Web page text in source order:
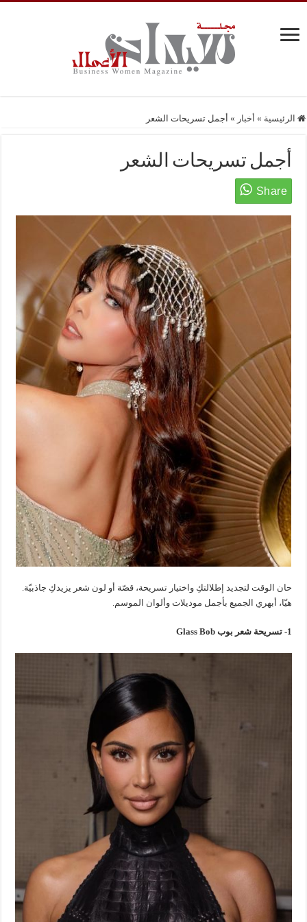
الرئيسية » أخبار » أجمل تسريحات الشعر
أجمل تسريحات الشعر
حان الوقت لتجديد إطلالتكِ واختيار تسريحة، قصّة أو لون شعر يزيدكِ جاذبيّة.
هيّا، أبهري الجميع بأجمل موديلات وألوان الموسم.
1- تسريحة شعر بوب Glass Bob